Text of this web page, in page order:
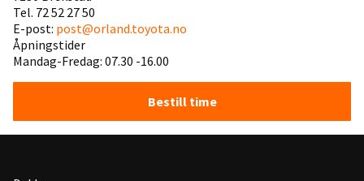
Tel. 72 52 27 50
E-post: post@orland.toyota.no
Åpningstider
Mandag-Fredag: 07.30 -16.00
Bestill time